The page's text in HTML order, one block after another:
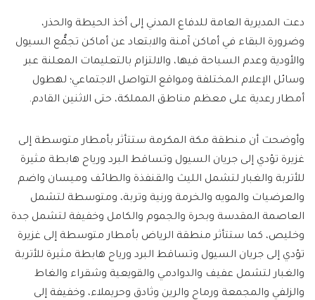
دعت المديرية العامة للدفاع المدني إلى أخذ الحيطة والحذر،
وضرورة البقاء في أماكن آمنة والابتعاد عن أماكن تجمُّع السيول
والأودية وعدم السباحة فيها، والالتزام بالتعليمات المعلنة عبر
وسائل الإعلام المختلفة ومواقع التواصل الاجتماعي؛ لهطول
أمطار رعدية على معظم مناطق المملكة، حتى الاثنين القادم.
وأوضحت أن منطقة مكة المكرمة ستتأثر بأمطار متوسطة إلى
غزيرة تؤدي إلى جريان السيول وتساقط البرد ورياح هابطة مثيرة
للأتربة والغبار لتشمل الليث والقنفذة والطائف وميسان واضم
والعرضيات والمويه والخرمة ورنية وتربة، ومتوسطة لتشمل
العاصمة المقدسة وبحرة والجموم والكامل وخفيفة لتشمل جدة
وخليص، كما ستتأثر منطقة الرياض بأمطار متوسطة إلى غزيرة
تؤدي إلى جريان السيول وتساقط البرد ورياح هابطة مثيرة للأتربة
والغبار لتشمل عفيف والدوادمي والقويعية وشقراء والغاط
والزلفي والمجمعة ورماح والرين وثادق وحريملاء، وخفيفة إلى